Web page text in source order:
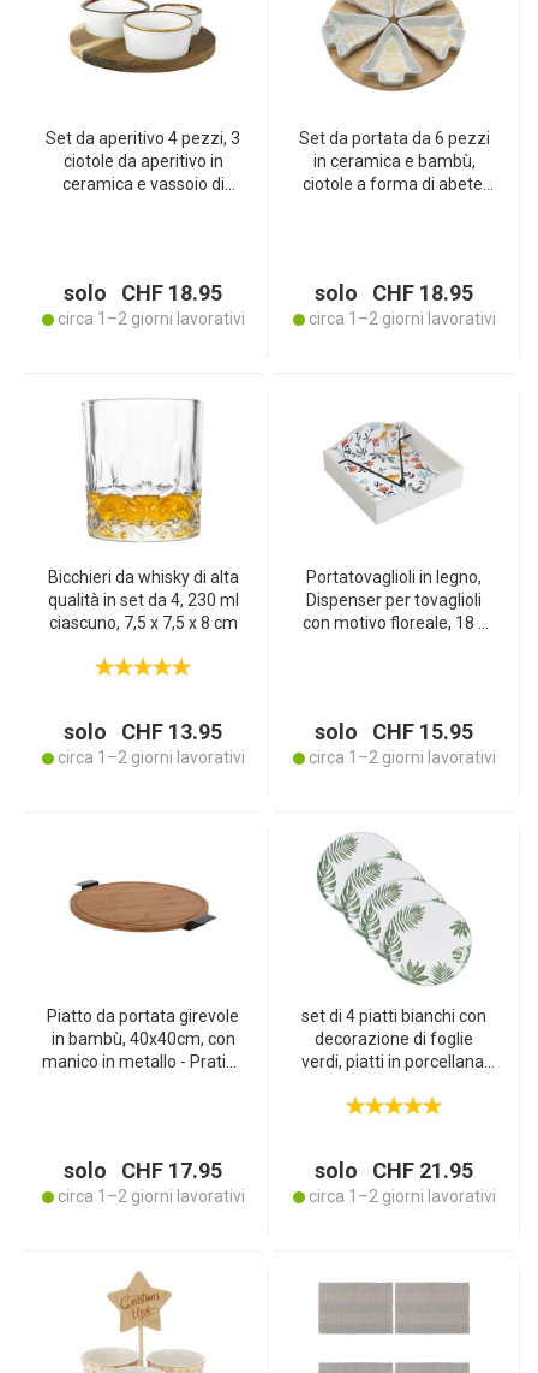
Set da aperitivo 4 pezzi, 3
ciotole da aperitivo in
ceramica e vassoio di
solo CHF 18.95
circa 1–2 giorni lavorativi
Set da portata da 6 pezzi
in ceramica e bambù,
ciotole a forma di abete,
solo CHF 18.95
circa 1–2 giorni lavorativi
Bicchieri da whisky di alta
qualità in set da 4, 230 ml
ciascuno, 7,5 x 7,5 x 8 cm
solo CHF 13.95
circa 1–2 giorni lavorativi
Portatovaglioli in legno,
Dispenser per tovaglioli
con motivo floreale, 18 x
solo CHF 15.95
circa 1–2 giorni lavorativi
Piatto da portata girevole
in bambù, 40x40cm, con
manico in metallo - Pratico
solo CHF 17.95
circa 1–2 giorni lavorativi
set di 4 piatti bianchi con
decorazione di foglie
verdi, piatti in porcellana,
solo CHF 21.95
circa 1–2 giorni lavorativi